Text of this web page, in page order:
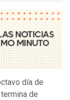
día de
de